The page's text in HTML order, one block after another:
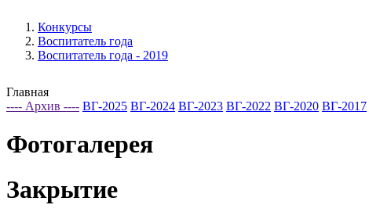
Конкурсы
Воспитатель года
Воспитатель года - 2019
Главная
---- Архив ---- ВГ-2025 ВГ-2024 ВГ-2023 ВГ-2022 ВГ-2020 ВГ-2017
Фотогалерея
Закрытие